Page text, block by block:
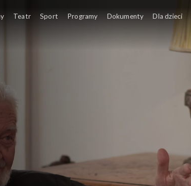
Teatr Sport Programy Dokumenty Dla dzieci